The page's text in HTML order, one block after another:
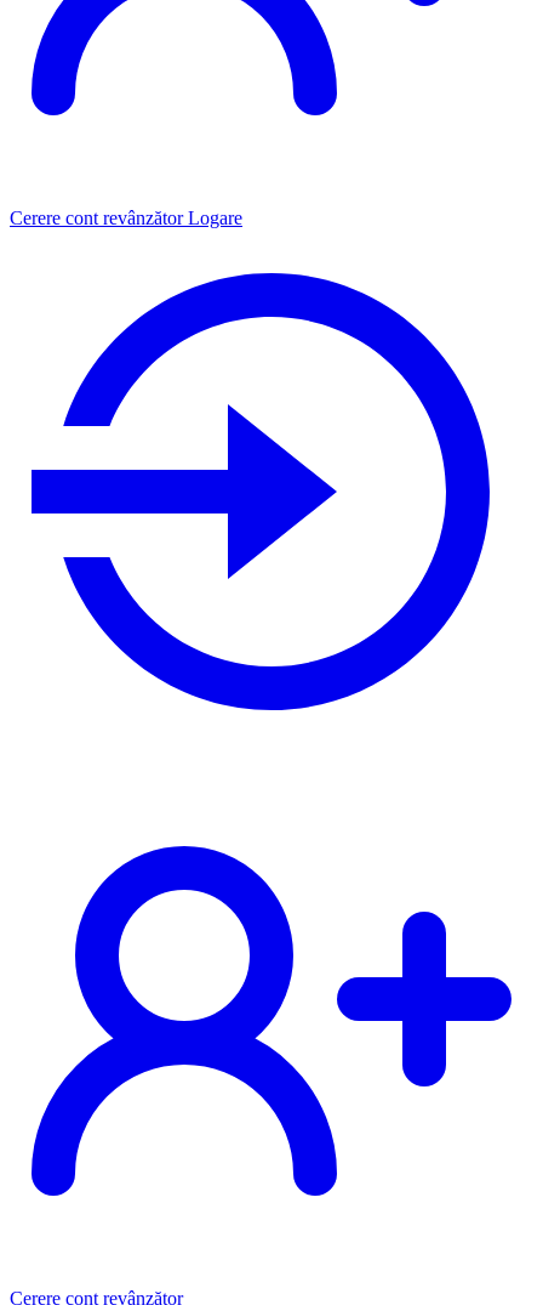
Cerere cont revânzător Logare
Cerere cont revânzător